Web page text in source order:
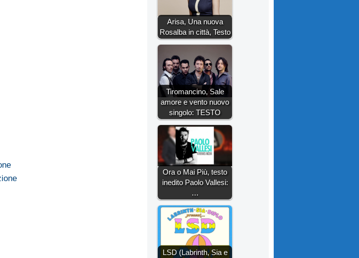
Arisa, Una nuova
Rosalba in città, Testo
Tiromancino, Sale
amore e vento nuovo
singolo: TESTO
Ora o Mai Più, testo
inedito Paolo Vallesi:
…
LSD (Labrinth, Sia e